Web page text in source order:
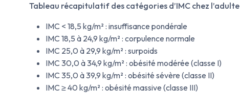
Tableau récapitulatif des catégories d’IMC chez l’adulte
IMC < 18,5 kg/m² : insuffisance pondérale
IMC 18,5 à 24,9 kg/m² : corpulence normale
IMC 25,0 à 29,9 kg/m² : surpoids
IMC 30,0 à 34,9 kg/m² : obésité modérée (classe I)
IMC 35,0 à 39,9 kg/m² : obésité sévère (classe II)
IMC ≥ 40 kg/m² : obésité massive (classe III)